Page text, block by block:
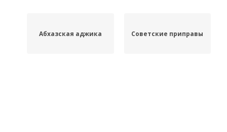
Абхазская аджика Советские приправы